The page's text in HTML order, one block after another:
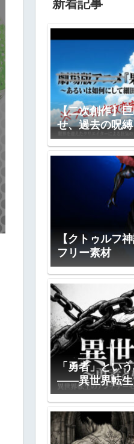
新着記事
【二次創作】
せ、過去の呪
―『果てしなき
ット公開
【クトゥルフ
フリー素材
「勇者」とい
――異世界転生
界転送』全プ